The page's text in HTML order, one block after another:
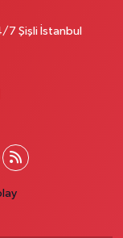
B Üsküdar İstanbul
İstanbul
7 Şişli İstanbul